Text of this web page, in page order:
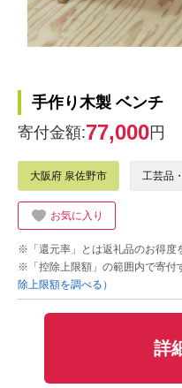
手作り木製 ベンチ
寄付金額:77,000円
大阪府 泉佐野市 工芸品
お気に入り
※「還元率」とは返礼品のお得度
※「控除上限額」の範囲内で寄付
除上限額を調べる）
詳